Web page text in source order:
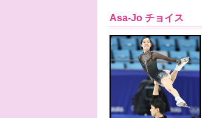
Asa-Jo チョイス